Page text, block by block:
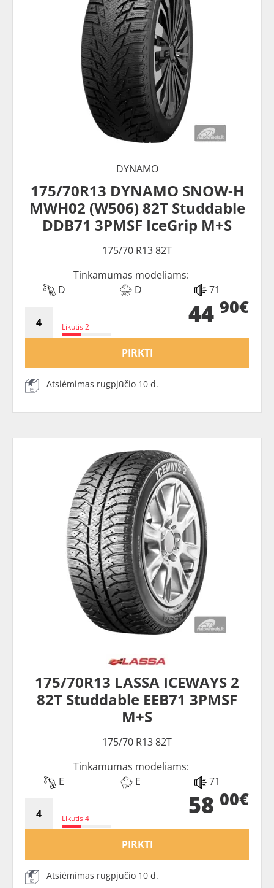
DYNAMO
175/70R13 DYNAMO SNOW-H
MWH02 (W506) 82T Studdable
DDB71 3PMSF IceGrip M+S
175/70 R13 82T
Tinkamumas modeliams:
D
D 71
Likutis 2 44 90€
PIRKTI
Atsiėmimas rugpjūčio 10 d.
175/70R13 LASSA ICEWAYS 2
82T Studdable EEB71 3PMSF
M+S
175/70 R13 82T
Tinkamumas modeliams:
E
E 71
Likutis 4 58 00€
PIRKTI
Atsiėmimas rugpjūčio 10 d.